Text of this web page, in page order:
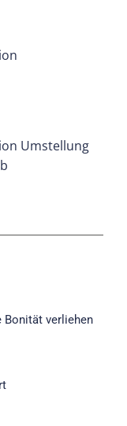
Umstellung
Bonität verliehen